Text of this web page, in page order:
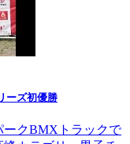
ーズ初優勝
ークBMXトラックで